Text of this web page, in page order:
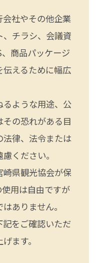
社やその他企業
チラシ、会議資
商品パッケージ
えるために幅広
るような用途、公
の恐れがある目
法律、法令または
ください。
県観光協会が保
用は自由ですが
ありません。
をご確認いただ
ます。